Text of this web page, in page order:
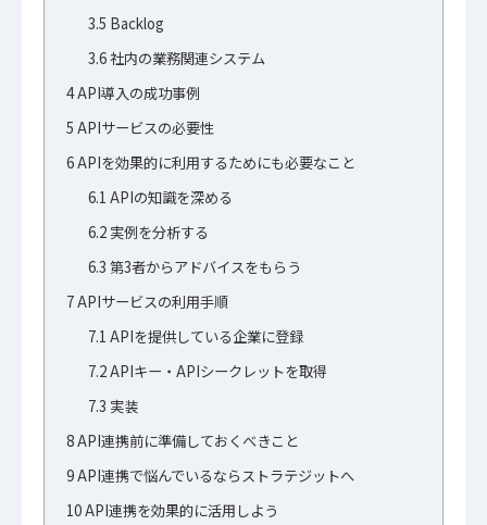
3.5 Backlog
3.6社内の業務関連システム
4API導入の成功事例
5 APIサービスの必要性
6APIを効果的に利用するためにも必要なこと
6.1 APIの知識を深める
6.2実例を分析する
6.3 第3者からアドバイスをもらう
7APIサービスの利用手順
7.1 APIを提供している企業に登録
7.2APIキー・APIシークレットを取得
7.3 実装
8API連携前に準備しておくべきこと
9API連携で悩んでいるならストラテジットへ
10API連携を効果的に活用しよう